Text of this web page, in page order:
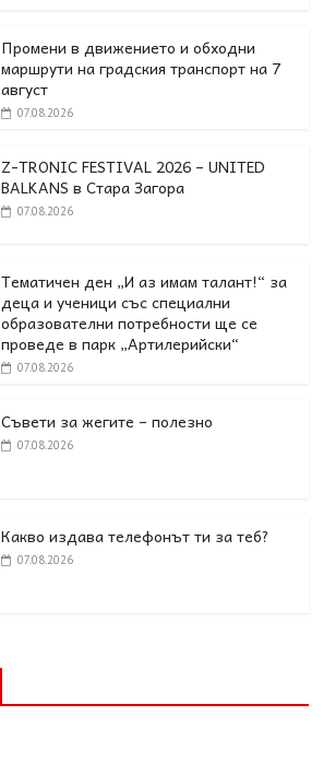
Промени в движението и обходни
маршрути на градския транспорт на 7
август
07.08.2026
Z-TRONIC FESTIVAL 2026 – UNITED
BALKANS в Стара Загора
07.08.2026
Тематичен ден „И аз имам талант!“ за
деца и ученици със специални
образователни потребности ще се
проведе в парк „Артилерийски“
07.08.2026
Съвети за жегите – полезно
07.08.2026
Какво издава телефонът ти за теб?
07.08.2026